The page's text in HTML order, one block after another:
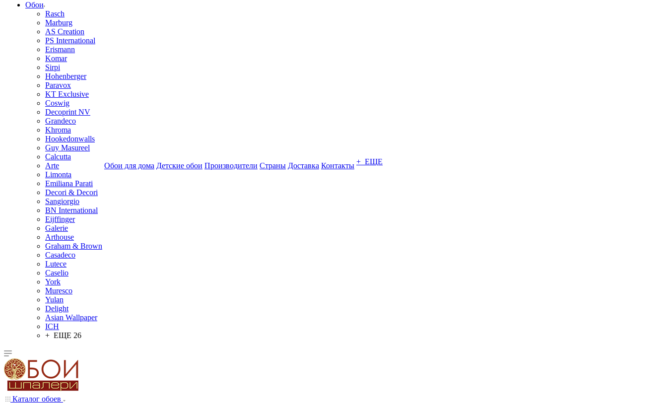
Обои
Rasch
Marburg
AS Creation
PS International
Erismann
Komar
Sirpi
Hohenberger
Paravox
KT Exclusive
Coswig
Decoprint NV
Grandeco
Khroma
Hookedonwalls
Guy Masureel
Calcutta
Arte
Limonta
Emiliana Parati
Decori & Decori
Sangiorgio
BN International
Eijffinger
Galerie
Arthouse
Graham & Brown
Casadeco
Lutece
Caselio
York
Muresco
Yulan
Delight
Asian Wallpaper
ICH
+ ЕЩЕ 26
Обои для дома Детские обои Производители Страны Доставка Контакты + ЕЩЕ
Каталог обоев